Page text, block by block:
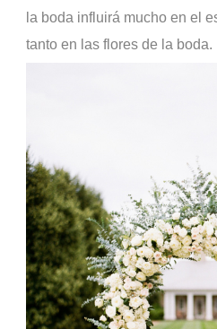
la boda influirá mucho en el
tanto en las flores de la boda.